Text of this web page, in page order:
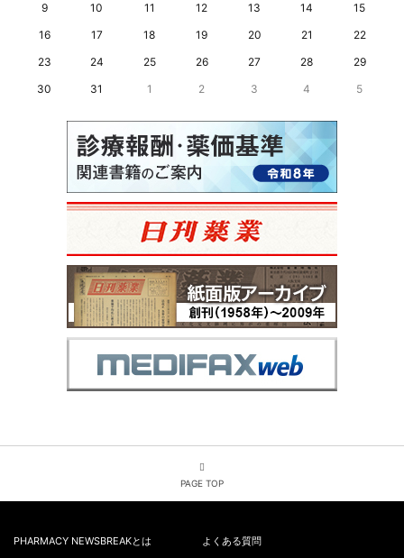
9
10 11 12 13 14
15
16
17 18 19 20 21
22
23
24 25 26 27 28
29
30
31 1 2 3 4 5
PAGE TOP
PHARMACY NEWSBREAKとは よくある質問